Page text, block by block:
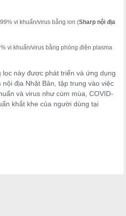
vi khuẩn/virus bằng ion (Sharp nội địa
vi khuẩn/virus bằng phóng điện plasma
lọc này được phát triển và ứng dụng
địa Nhật Bản, tập trung vào việc
và virus như cúm mùa, COVID-
khắt khe của người dùng tại